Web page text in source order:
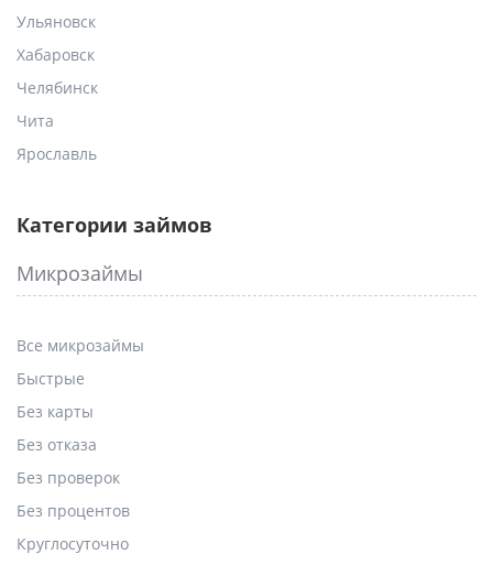
Ульяновск
Хабаровск
Челябинск
Чита
Ярославль
Категории займов
Микрозаймы
Все микрозаймы
Быстрые
Без карты
Без отказа
Без проверок
Без процентов
Круглосуточно